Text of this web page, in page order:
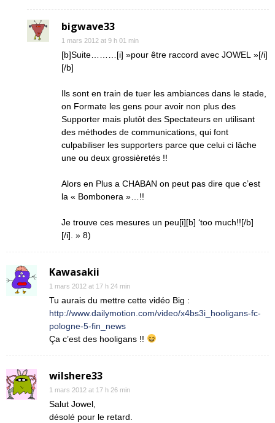
bigwave33
1 mars 2012 at 9 h 01 min
[b]Suite………[i] »pour être raccord avec JOWEL »[/i]
[/b]
Ils sont en train de tuer les ambiances dans le stade,
on Formate les gens pour avoir non plus des
Supporter mais plutôt des Spectateurs en utilisant
des méthodes de communications, qui font
culpabiliser les supporters parce que celui ci lâche
une ou deux grossièretés !!
Alors en Plus a CHABAN on peut pas dire que c’est
la « Bombonera »…!!
Je trouve ces mesures un peu[i][b] ‘too much!![/b]
[/i]. » 8)
Kawasakii
1 mars 2012 at 17 h 24 min
Tu aurais du mettre cette vidéo Big :
http://www.dailymotion.com/video/x4bs3i_hooligans-fc-
pologne-5-fin_news
Ça c’est des hooligans !!
wilshere33
1 mars 2012 at 17 h 26 min
Salut Jowel,
désolé pour le retard.